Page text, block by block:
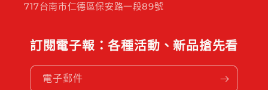
717台南市仁德區保安路一段89號
訂閱電子報：各種活動、新品搶先看
電子郵件